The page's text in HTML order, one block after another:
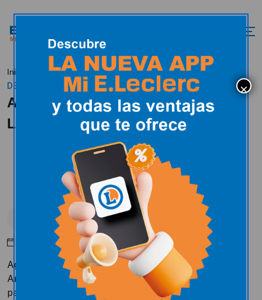
Inicio Actualidad Uncategorized
AUMENTA EL BOTE
DEL GOL LECLERC
AUMENTA EL BOTE DEL GOL
LECLERC
Uncategorized
Abril 19, 2017
Agradecemos a nuestros lanzadores del sábado en
Anduva Antonio Matute y Carlos González su
participación en el GOL LECLERC.